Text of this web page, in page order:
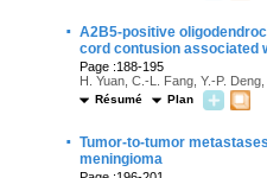
· A2B5-positive
cord contusion associated
Page :188-195
H. Yuan, C.-L. Fang, Y.-P.
Résumé Plan
· Tumor-to-tumor
meningioma